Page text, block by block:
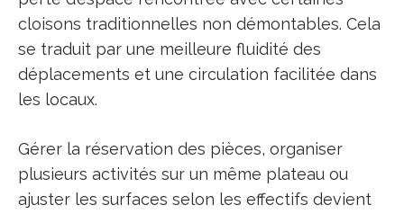
cloisons traditionnelles non démontables. Cela
se traduit par une meilleure fluidité des
déplacements et une circulation facilitée dans
les locaux.
Gérer la réservation des pièces, organiser
plusieurs activités sur un même plateau ou
ajuster les surfaces selon les effectifs devient